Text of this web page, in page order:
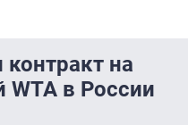
на
в России